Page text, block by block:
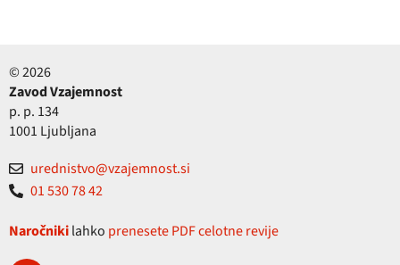
© 2026
Zavod Vzajemnost
p. p. 134
1001 Ljubljana
urednistvo@vzajemnost.si
01 530 78 42
Naročnikilahko prenesete PDF celotne revije